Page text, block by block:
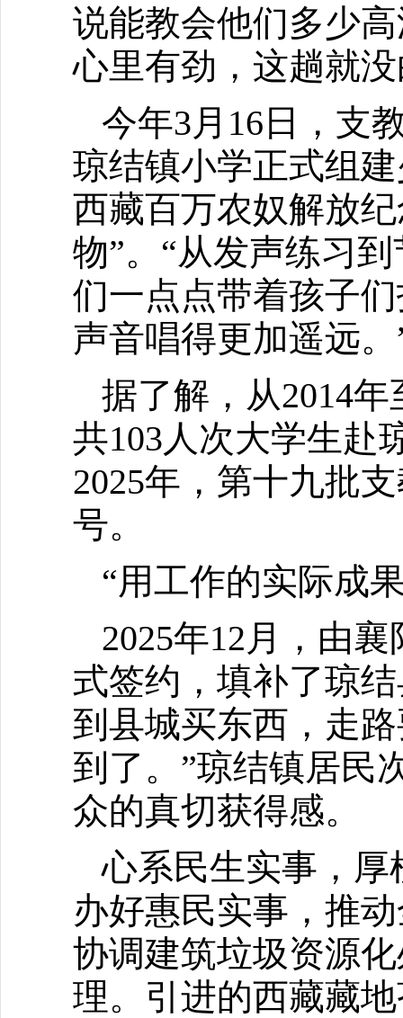
说能教会他们多少
心里有劲，这趟就
今年3月16日，支
琼结镇小学正式组
西藏百万农奴解放
物”。“从发声练习
们一点点带着孩子
声音唱得更加遥远
据了解，从2014
共103人次大学生赴
2025年，第十九批
号。
“用工作的实际成
2025年12月，由
式签约，填补了琼
到县城买东西，走
到了。”琼结镇居民
众的真切获得感。
心系民生实事，
办好惠民实事，推
协调建筑垃圾资源
理。引进的西藏藏